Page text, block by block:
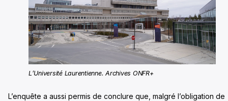
L’Université Laurentienne. Archives ONFR+
L’enquête a aussi permis de conclure que, malgré l’obligation de